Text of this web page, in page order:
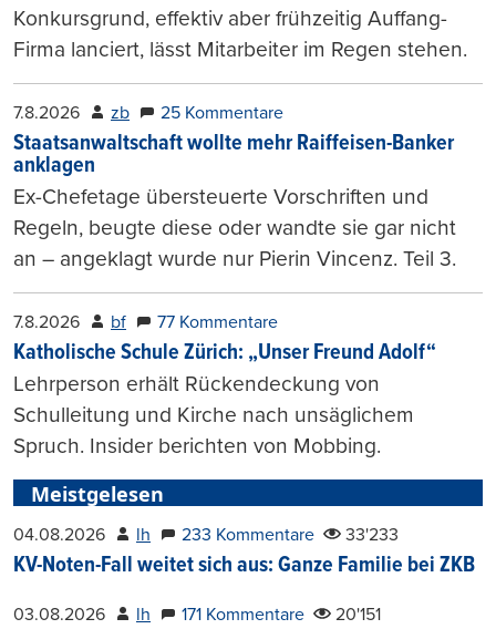
Konkursgrund, effektiv aber frühzeitig Auffang-
Firma lanciert, lässt Mitarbeiter im Regen stehen.
7.8.2026 zb 25 Kommentare
Staatsanwaltschaft wollte mehr Raiffeisen-Banker
anklagen
Ex-Chefetage übersteuerte Vorschriften und
Regeln, beugte diese oder wandte sie gar nicht
an – angeklagt wurde nur Pierin Vincenz. Teil 3.
7.8.2026 bf 77 Kommentare
Katholische Schule Zürich: „Unser Freund Adolf“
Lehrperson erhält Rückendeckung von
Schulleitung und Kirche nach unsäglichem
Spruch. Insider berichten von Mobbing.
Meistgelesen
04.08.2026 lh 233 Kommentare 33'233
KV-Noten-Fall weitet sich aus: Ganze Familie bei ZKB
03.08.2026 lh 171 Kommentare 20'151